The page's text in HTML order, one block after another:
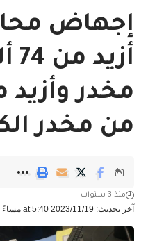
إجهاض
مخدر وأزيد
من مخدر
آخر تحديث: 2023/11/19 at 5:40 مساءً
منذ 3 سنوات